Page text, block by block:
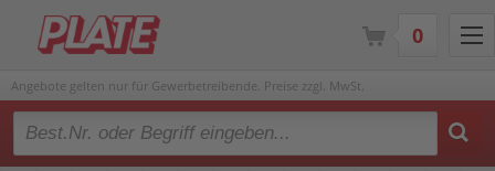
Angebote gelten nur für Gewerbetreibende. Preise zzgl. MwSt.
Type 2 or more characters for results.
0